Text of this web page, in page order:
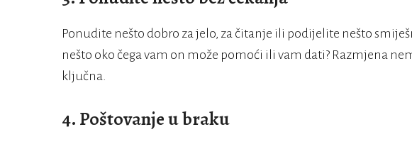
Ponudite nešto dobro za jelo, za čitanje ili podijelite nešto
nešto oko čega vam on može pomoći ili vam dati? Razmjena
ključna.
4. Poštovanje u braku